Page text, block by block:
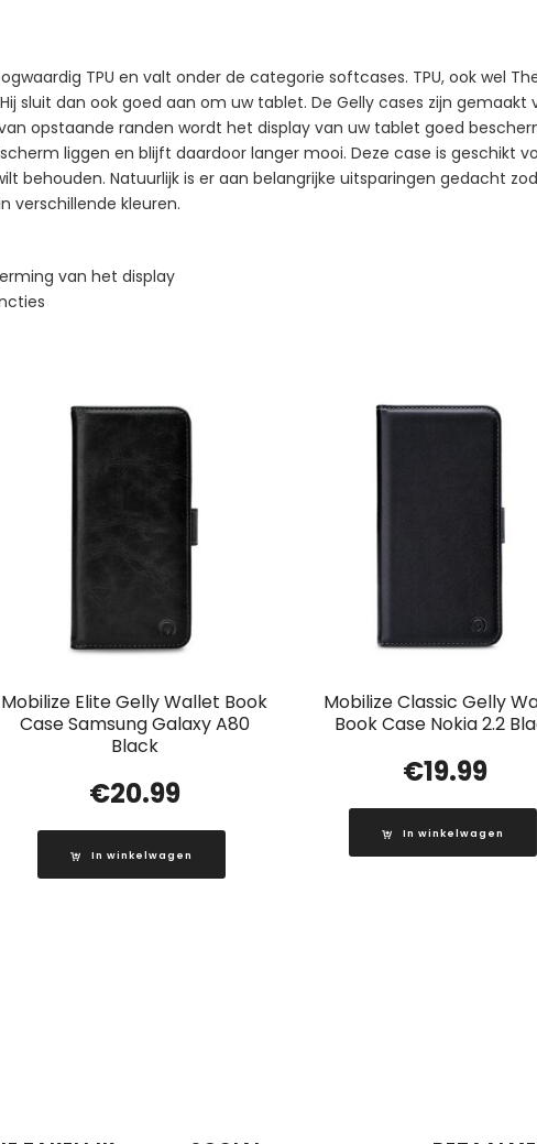
TPU en valt onder de categorie softcases. TPU, ook wel
sluit dan ook goed aan om uw tablet. De Gelly cases zijn
opstaande randen wordt het display van uw tablet goed
liggen en blijft daardoor langer mooi. Deze case is geschikt
behouden. Natuurlijk is er aan belangrijke uitsparingen gedacht
verschillende kleuren.
van het display
Mobilize Elite Gelly Wallet Book
Case Samsung Galaxy A80
Black
€20.99
In winkelwagen
Mobilize Classic Gelly
Book Case Nokia 2.2
€19.99
In winkelwagen